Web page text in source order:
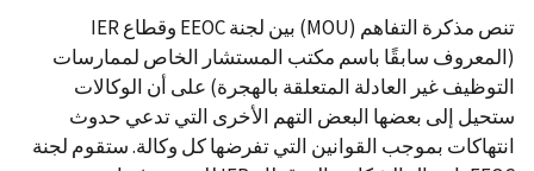
تنص مذكرة التفاهم (MOU) بين لجنة EEOC وقطاع IER
(المعروف سابقًا باسم مكتب المستشار الخاص لممارسات
التوظيف غير العادلة المتعلقة بالهجرة) على أن الوكالات
ستحيل إلى بعضها البعض التهم الأخرى التي تدعي حدوث
انتهاكات بموجب القوانين التي تفرضها كل وكالة. ستقوم لجنة